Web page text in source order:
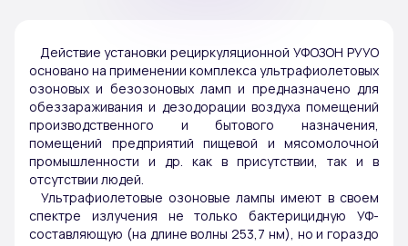
Действие установки рециркуляционной УФОЗОН РУУО
основано на применении комплекса ультрафиолетовых
озоновых и безозоновых ламп и предназначено для
обеззараживания и дезодорации воздуха помещений
производственного и бытового назначения,
помещений предприятий пищевой и мясомолочной
промышленности и др. как в присутствии, так и в
отсутствии людей.
Ультрафиолетовые озоновые лампы имеют в своем
спектре излучения не только бактерицидную УФ-
составляющую (на длине волны 253,7 нм), но и гораздо